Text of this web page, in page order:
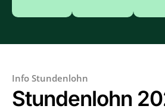
Info Stundenlohn
Stundenlohn